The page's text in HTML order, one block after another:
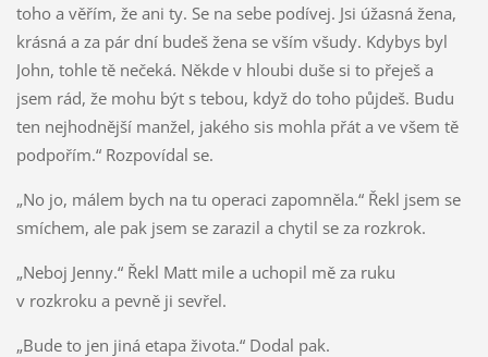
toho a věřím, že ani ty. Se na sebe podívej. Jsi úžasná žena,
krásná a za pár dní budeš žena se vším všudy. Kdybys byl
John, tohle tě nečeká. Někde v hloubi duše si to přeješ a
jsem rád, že mohu být s tebou, když do toho půjdeš. Budu
ten nejhodnější manžel, jakého sis mohla přát a ve všem tě
podpořím.“ Rozpovídal se.
„No jo, málem bych na tu operaci zapomněla.“ Řekl jsem se
smíchem, ale pak jsem se zarazil a chytil se za rozkrok.
„Neboj Jenny.“ Řekl Matt mile a uchopil mě za ruku
v rozkroku a pevně ji sevřel.
„Bude to jen jiná etapa života.“ Dodal pak.